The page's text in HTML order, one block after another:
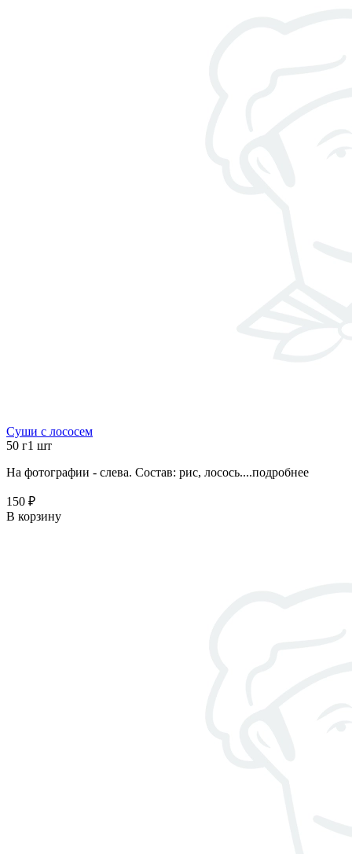
Суши с лососем
50 г1 шт
На фотографии - слева. Состав: рис, лосось....подробнее
150 ₽
В корзину